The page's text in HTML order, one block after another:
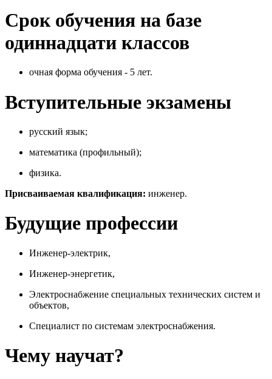
Срок обучения на базе
одиннадцати классов
очная форма обучения - 5 лет.
Вступительные экзамены
русский язык;
математика (профильный);
физика.
Присваиваемая квалификация: инженер.
Будущие профессии
Инженер-электрик,
Инженер-энергетик,
Электроснабжение специальных технических систем и
объектов,
Специалист по системам электроснабжения.
Чему научат?